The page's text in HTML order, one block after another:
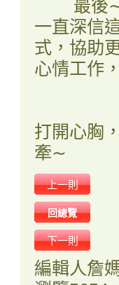
最後∼瓊
一直深信
式，協助
心情工作
打開心胸
牽∼
上一則
回總覽
下一則
編輯人詹